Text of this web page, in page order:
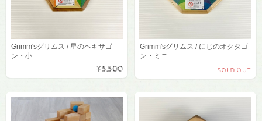
Grimm'sグリムス / 星のヘキサゴ
ン・小
¥5,500
Grimm'sグリムス / にじのオクタゴ
ン・ミニ
SOLD OUT